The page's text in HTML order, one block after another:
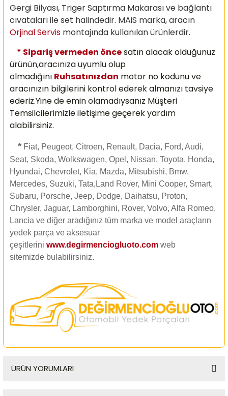
Gergi Bilyası, Triger Saptırma Makarası ve bağlantı
cıvataları ile set halindedir. MAiS marka, aracın
Orjinal Servis montajında kullanılan ürünlerdir.
* Sipariş vermeden öncesatın alacak olduğunuz
ürünün,aracınıza uyumlu olup
olmadığını Ruhsatınızdan motor no kodunu ve
aracınızın bilgilerini kontrol ederek almanızı tavsiye
ederiz.Yine de emin olamadıysanız Müşteri
Temsilcilerimizle iletişime geçerek yardım
alabilirsiniz.
* Fiat, Peugeot, Citroen, Renault, Dacia, Ford, Audi,
Seat, Skoda, Wolkswagen, Opel, Nissan, Toyota, Honda,
Hyundai, Chevrolet, Kia, Mazda, Mitsubishi, Bmw,
Mercedes, Suzuki, Tata,Land Rover, Mini Cooper, Smart,
Subaru, Porsche, Jeep, Dodge, Daihatsu, Proton,
Chrysler, Jaguar, Lamborghini, Rover, Volvo, Alfa Romeo,
Lancia ve diğer aradığınız tüm marka ve model araçların
yedek parça ve aksesuar
çeşitlerini www.degirmenciogluoto.com web
sitemizde bulabilirsiniz.
ÜRÜN YORUMLARI